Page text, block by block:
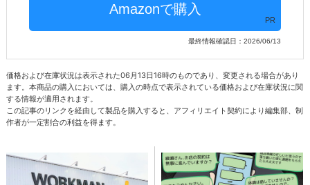
PR
最終情報確認日：2026/06/13
価格および在庫状況は表示された06月13日16時のものであり、変更される場合があり
ます。本商品の購入においては、購入の時点で表示されている価格および在庫状況に関
する情報が適用されます。
この記事のリンクを経由して製品を購入すると、アフィリエイト契約により編集部、制
作者が一定割合の利益を得ます。